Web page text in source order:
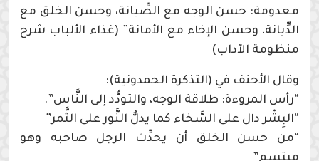
معدومة: حسن الوجه مع الصِّيانة، وحسن الخلق مع
الدِّيانة، وحسن الإخاء مع الأمانة” (غذاء الألباب شرح
منظومة الآداب)
وقال الأحنف في (التذكرة الحمدونية):
“رأس المروءة: طلاقة الوجه، والتودُّد إلى النَّاس”.
“البِشْر دال على السَّخاء كما يدلُّ النَّور على الثَّمر”
“من حسن الخلق أن يحدِّث الرجل صاحبه وهو
مبتسم”